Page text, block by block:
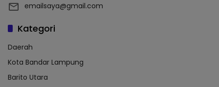
emailsaya@gmail.com
Kategori
Daerah
Kota Bandar Lampung
Barito Utara